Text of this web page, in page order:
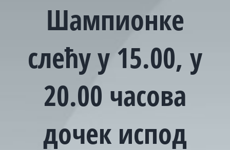
Шампионке
слећу у 15.00, у
20.00 часова
дочек испод